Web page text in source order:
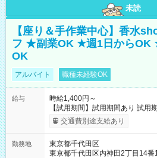
未読
【座り＆手作業中心】香水
フ ★副業OK ★週1日からOK
OK
アルバイト 職種未経験OK
給与
時給1,400円～
【試用期間】試用期間あり 試用
給与は本採用時と同じです。
交通費別途支給あり
勤務地
東京都千代田区
東京都千代田区内神田2丁目14